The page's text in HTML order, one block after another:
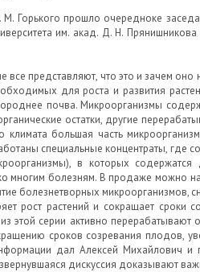
М. Горького прошло очередноке
им. акад. Д. Н.
все представляют, что это и зачем
для роста и развития
почва. Микроорганизмы
остатки, другие
большая часть
специальные концентраты,
в которых
многим болезням. В продаже можно
болезнетворных микроорганизмов,
рост растений и сокращает сроки
этой серии активно
сроков созревания плодов,
дал Алексей Михайлович
дискуссия доказывают